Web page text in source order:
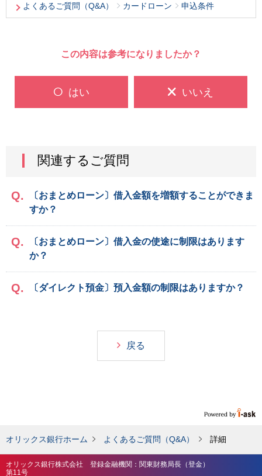
よくあるご質問（Q&A）
カードローン 申込条件
この内容は参考になりましたか？
はい いいえ
関連するご質問
〔おまとめローン〕借入金額を増額することができま
すか？
〔おまとめローン〕借入金の使途に制限はあります
か？
〔ダイレクト預金〕預入金額の制限はありますか？
戻る
オリックス銀行ホーム よくあるご質問（Q&A） 詳細
オリックス銀行株式会社 登録金融機関：関東財務局長（登金）
第11号